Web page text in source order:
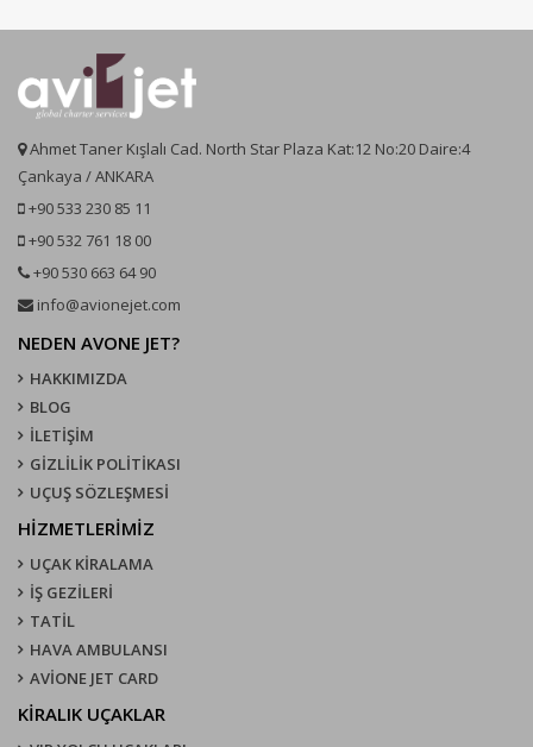
Ahmet Taner Kışlalı Cad. North Star Plaza Kat:12 No:20 Daire:4
Çankaya / ANKARA
+90 533 230 85 11
+90 532 761 18 00
+90 530 663 64 90
info@avionejet.com
NEDEN AVONE JET?
HAKKIMIZDA
BLOG
İLETİŞİM
GİZLİLİK POLİTİKASI
UÇUŞ SÖZLEŞMESI
HİZMETLERİMİZ
UÇAK KIRALAMA
İŞ GEZİLERİ
TATİL
HAVA AMBULANSI
AVİONE JET CARD
KIRALIK UÇAKLAR